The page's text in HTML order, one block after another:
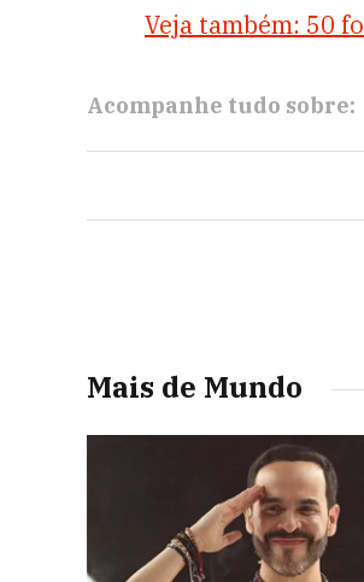
Veja também: 50
Acompanhe tudo sobre:
Mais de Mundo